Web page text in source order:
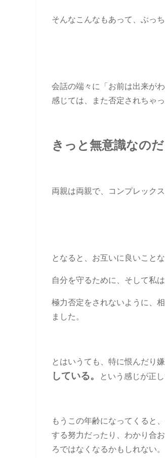
そんなこんなもあって、ぶっ
会話の端々に「お前は出来が
感じては、また否定されちゃ
きっと無意識なの
両親は両親で、コンプレック
となると、お互いに良いこと
自分を守るために、そして私
極力否定をされないように、
ました。
とはいうても、特に恨んだり
している。
という感じが正
もうこの年齢になってくると
する努力だったり、わかり合
ろではなくなるかもしれない。